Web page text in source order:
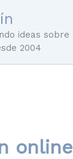
ideas sobre
2004
online